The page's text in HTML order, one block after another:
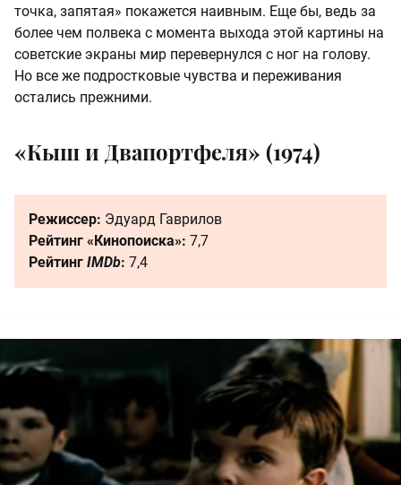
точка, запятая» покажется наивным. Еще бы, ведь за
более чем полвека с момента выхода этой картины на
советские экраны мир перевернулся с ног на голову.
Но все же подростковые чувства и переживания
остались прежними.
«Кыш и Двапортфеля» (1974)
Режиссер: Эдуард Гаврилов
Рейтинг «Кинопоиска»: 7,7
Рейтинг IMDb: 7,4